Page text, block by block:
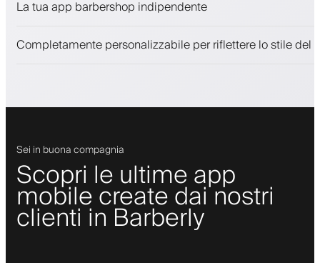
Coinvolgi i clienti con un programma fedeltà
La tua app barbershop indipendente
Completamente personalizzabile per riflettere lo stile del
Sei in buona compagnia
Scopri le ultime app
mobile create dai nostri
clienti in Barberly